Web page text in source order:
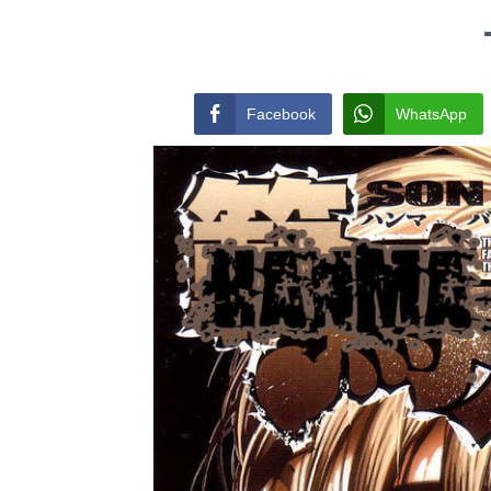
Facebook WhatsApp